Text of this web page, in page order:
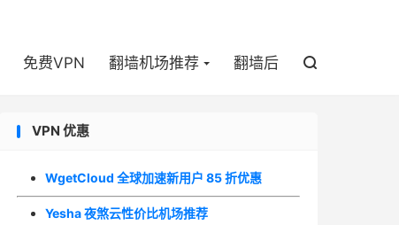
免费VPN 翻墙机场推荐 翻墙后 
VPN 优惠
WgetCloud 全球加速新用户 85 折优惠
Yesha 夜煞云性价比机场推荐